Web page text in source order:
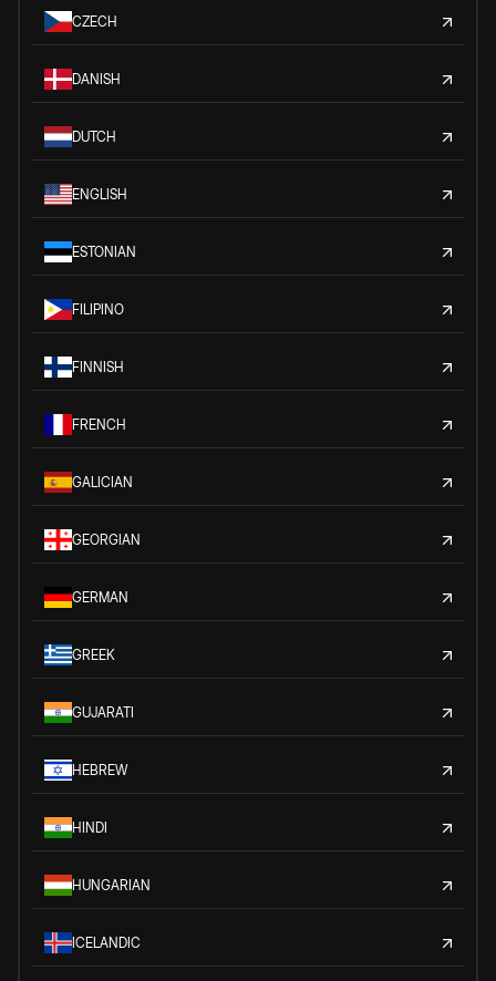
CZECH
DANISH
DUTCH
ENGLISH
ESTONIAN
FILIPINO
FINNISH
FRENCH
GALICIAN
GEORGIAN
GERMAN
GREEK
GUJARATI
HEBREW
HINDI
HUNGARIAN
ICELANDIC